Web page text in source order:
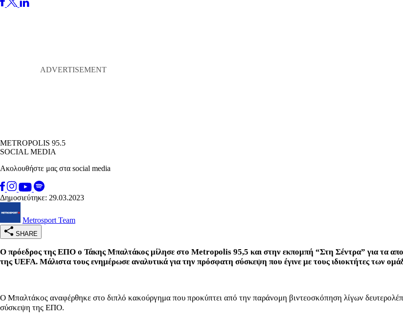
METROPOLIS 95.5
SOCIAL MEDIA
Ακολουθήστε μας στα social media
Δημοσιεύτηκε: 29.03.2023
Metrosport Team
SHARE
Ο πρόεδρος της ΕΠΟ ο Τάκης Μπαλτάκος μίλησε στο Metropolis 95,5 και στην εκπομπή “Στη Σέντρα” για τα
της UEFA. Μάλιστα τους ενημέρωσε αναλυτικά για την πρόσφατη σύσκεψη που έγινε με τους ιδιοκτήτες των
Ο Μπαλτάκος αναφέρθηκε στο διπλό κακούργημα που προκύπτει από την παράνομη βιντεοσκόπηση λίγων
σύσκεψη της ΕΠΟ.